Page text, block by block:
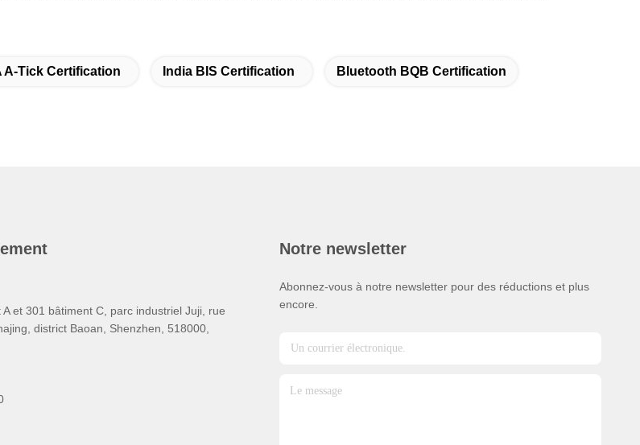
A-Tick Certification India BIS Certification Bluetooth BQB Certification
et 301 bâtiment C, parc industriel Juji, rue
district Baoan, Shenzhen, 518000,
Notre newsletter
Abonnez-vous à notre newsletter pour des réductions et plus
encore.